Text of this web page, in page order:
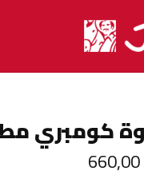
كومبري
660٫00